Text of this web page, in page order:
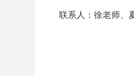
联系人：徐老师、